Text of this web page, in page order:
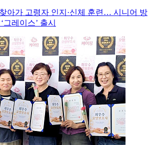
아가 고령자 인지·신체 훈련… 시니어 방
그레이스’ 출시